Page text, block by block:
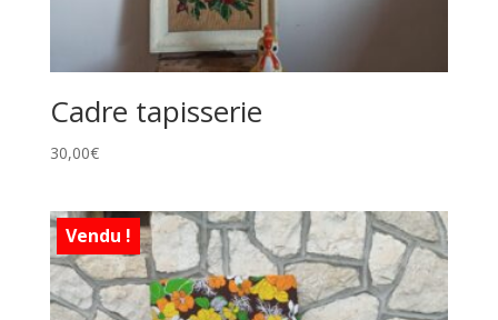
Cadre tapisserie
30,00€
Vendu !